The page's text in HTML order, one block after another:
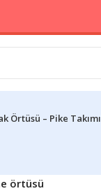
Örtüsü – Pike Takımı
örtüsü